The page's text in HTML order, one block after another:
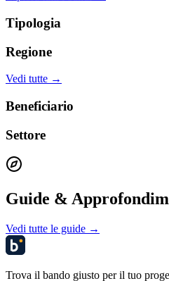
Tipologia
Regione
Vedi tutte →
Beneficiario
Settore
Guide &
Vedi tutte le guide →
Trova il bando giusto per il tuo